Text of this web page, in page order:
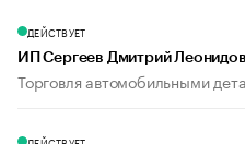
ДЕЙСТВУЕТ
ИП Сергеев Дмитрий
Торговля автомобильными